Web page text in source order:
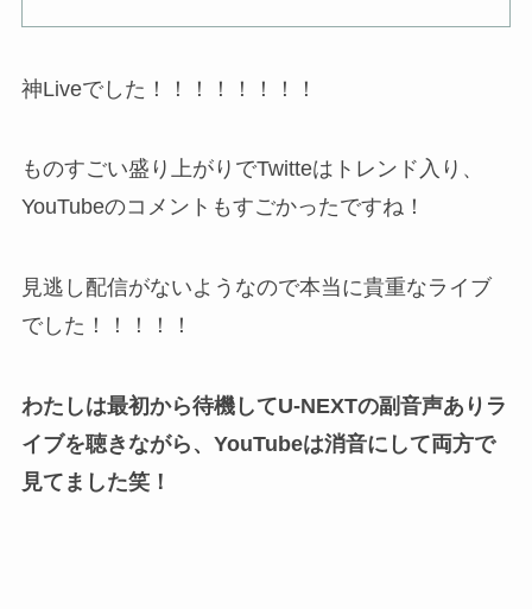
神Liveでした！！！！！！！！
ものすごい盛り上がりでTwitteはトレンド入り、
YouTubeのコメントもすごかったですね！
見逃し配信がないようなので本当に貴重なライブ
でした！！！！！
わたしは最初から待機してU-NEXTの副音声ありラ
イブを聴きながら、YouTubeは消音にして両方で
見てました笑！